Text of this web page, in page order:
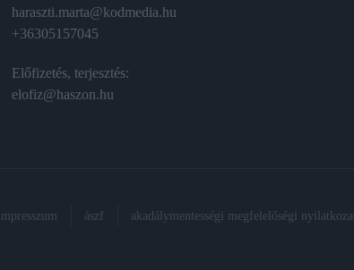
haraszti.marta@kodmedia.hu
+36305157045
Előfizetés, terjesztés:
elofiz@haszon.hu
ászf akadálymentességi megfelelőségi nyilatkozat